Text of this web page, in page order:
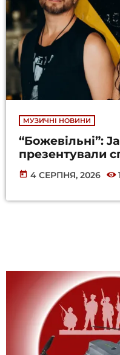
МУЗИЧНІ НОВИНИ
“Божевільні”:
презентували
today 4 СЕРПНЯ, 2026